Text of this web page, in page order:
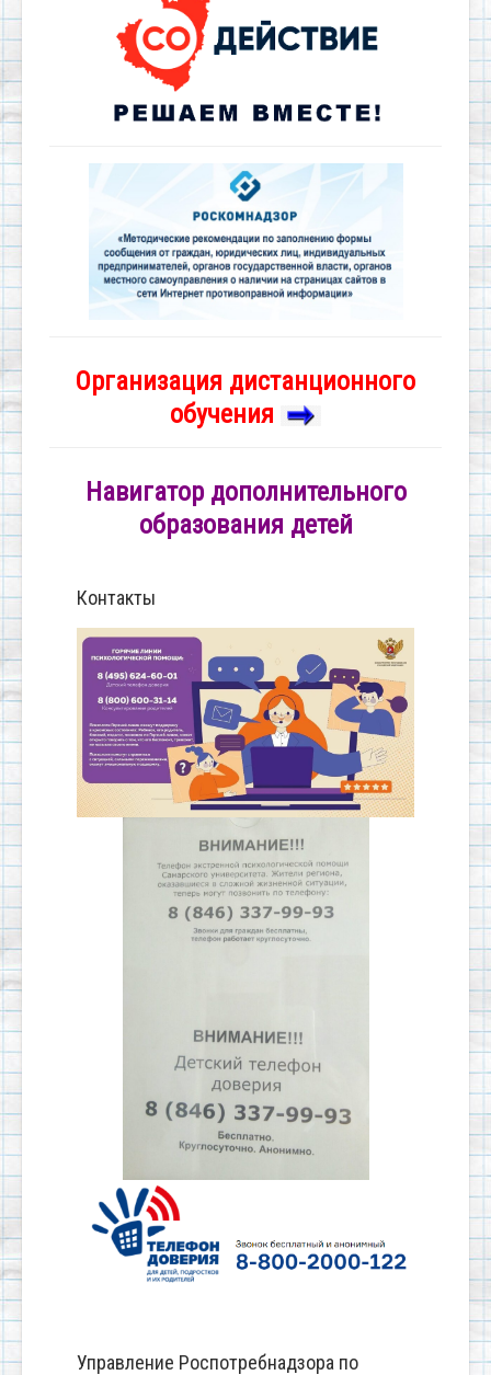
Организация дистанционного
обучения
Навигатор дополнительного
образования детей
Контакты
Управление Роспотребнадзора по